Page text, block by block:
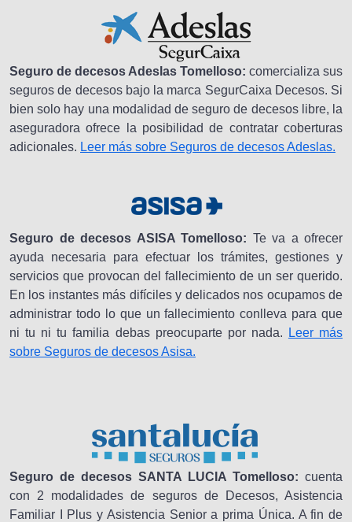
Seguro de decesos Adeslas Tomelloso: comercializa sus
seguros de decesos bajo la marca SegurCaixa Decesos. Si
bien solo hay una modalidad de seguro de decesos libre, la
aseguradora ofrece la posibilidad de contratar coberturas
adicionales. Leer más sobre Seguros de decesos Adeslas.
Seguro de decesos ASISA Tomelloso: Te va a ofrecer
ayuda necesaria para efectuar los trámites, gestiones y
servicios que provocan del fallecimiento de un ser querido.
En los instantes más difíciles y delicados nos ocupamos de
administrar todo lo que un fallecimiento conlleva para que
ni tu ni tu familia debas preocuparte por nada.
Leer más
sobre Seguros de decesos Asisa.
Seguro de decesos SANTA LUCIA Tomelloso: cuenta
con 2 modalidades de seguros de Decesos, Asistencia
Familiar I Plus y Asistencia Senior a prima Única. A fin de